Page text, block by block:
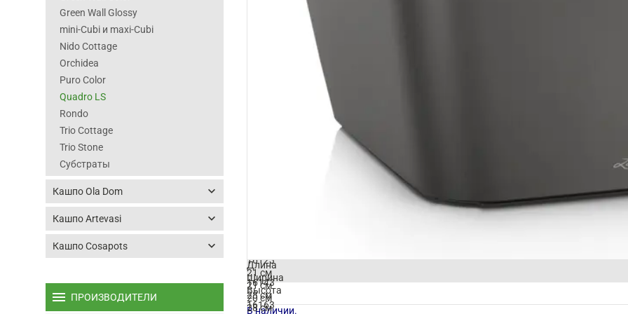
Длина
Ширина
Высота
16123
21 см
21 см
20 см
В наличии.
16143
28 см
28 см
16163
Green Wall Glossy
mini-Cubi и maxi-Cubi
Nido Cottage
Orchidea
Puro Color
Quadro LS
Rondo
Trio Cottage
Trio Stone
Субстраты
Кашпо Ola Dom keyboard_arrow_down
Кашпо Artevasi keyboard_arrow_down
Кашпо Cosapots keyboard_arrow_down
menu ПРОИЗВОДИТЕЛИ